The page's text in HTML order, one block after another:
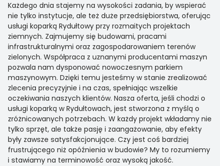
Każdego dnia stajemy na wysokości zadania, by wspierać
nie tylko instytucje, ale też duże przedsiębiorstwa, oferując
usługi koparką Rydułtowy przy rozmaitych projektach
ziemnych. Zajmujemy się budowami, pracami
infrastrukturalnymi oraz zagospodarowaniem terenów
zielonych. Współpraca z uznanymi producentami maszyn
pozwala nam dysponować nowoczesnym parkiem
maszynowym. Dzięki temu jesteśmy w stanie zrealizować
zlecenia precyzyjnie i na czas, spełniając wszelkie
oczekiwania naszych klientów. Nasza oferta, jeśli chodzi o
usługi koparką w Rydułtowach, jest stworzona z myślą o
zróżnicowanych potrzebach. W każdy projekt wkładamy nie
tylko sprzęt, ale także pasję i zaangażowanie, aby efekty
były zawsze satysfakcjonujące. Czy jest coś bardziej
frustrującego niż opóźnienia w budowie? My to rozumiemy
i stawiamy na terminowość oraz wysoką jakość.